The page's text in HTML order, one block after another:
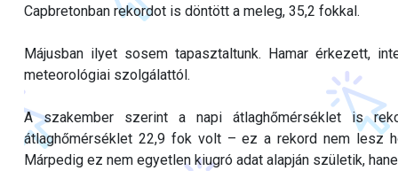
Capbretonban rekordot is döntött a meleg, 35,2 fokkal.
Májusban ilyet sosem tapasztaltunk. Hamar érkezett,
meteorológiai szolgálattól.
A szakember szerint a napi átlaghőmérséklet is
átlaghőmérséklet 22,9 fok volt – ez a rekord nem lesz
Márpedig ez nem egyetlen kiugró adat alapján születik,